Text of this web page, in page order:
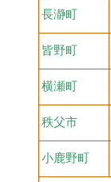
長瀞町
皆野町
横瀬町
秩父市
小鹿野町